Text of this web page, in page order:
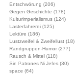
Entschwörung (206)
Gegen Geschichte (178)
Kulturimperialismus(124)
Lasterfahrerei(125)
Lektüre (186)
Lustzweifel & Zweifellust(18)
Randgruppen-Humor(277)
Rausch & Mittel(118)
Sin Patrones Ni Jefes(30)
space (64)